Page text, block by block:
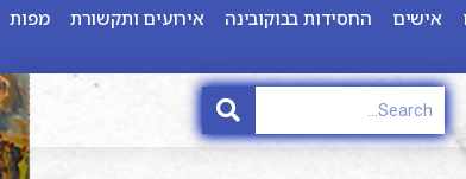
אישים החסידות בבוקובינה אירועים ותקשורת
מפות